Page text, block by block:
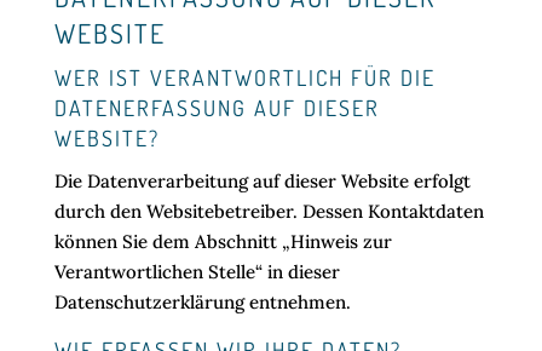
WEBSITE
WER IST VERANTWORTLICH FÜR DIE
DATENERFASSUNG AUF DIESER
WEBSITE?
Die Datenverarbeitung auf dieser Website erfolgt
durch den Websitebetreiber. Dessen Kontaktdaten
können Sie dem Abschnitt „Hinweis zur
Verantwortlichen Stelle“ in dieser
Datenschutzerklärung entnehmen.